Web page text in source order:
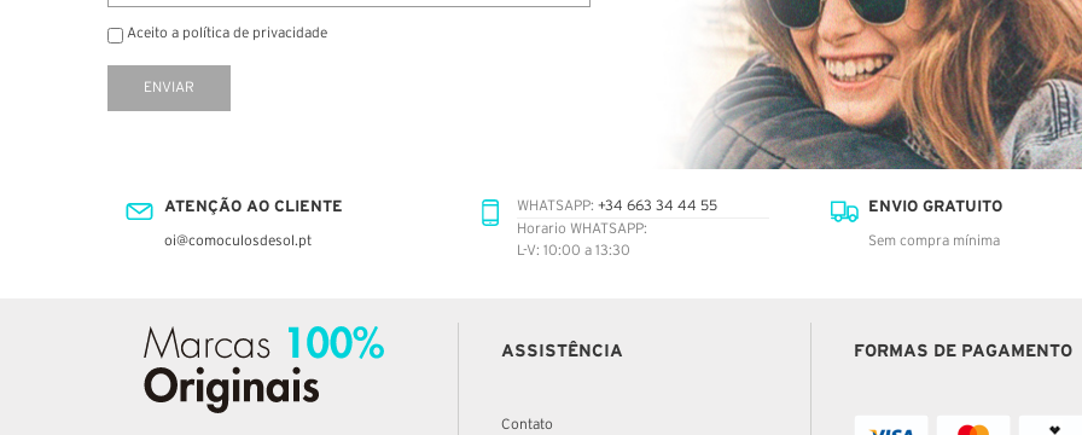
Aceito a política de privacidade
ENVIAR
ATENÇÃO AO CLIENTE
oi@comoculosdesol.pt
WHATSAPP: +34 663 34 44 55
Horario WHATSAPP:
L-V: 10:00 a 13:30
ENVIO GRATUITO
Sem compra mínima
ASSISTÊNCIA
Contato
FORMAS DE PAGAMENTO